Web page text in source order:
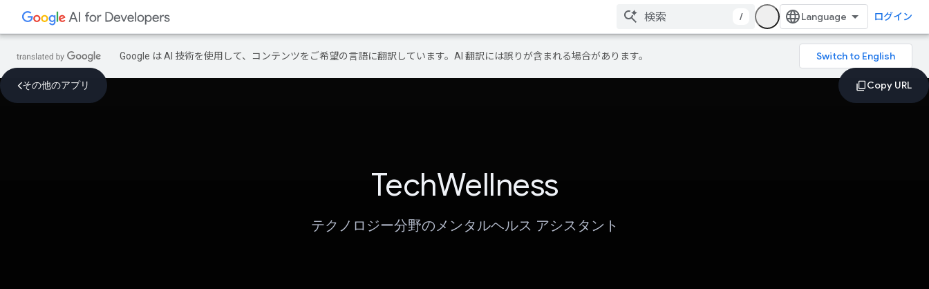
/ ログイン
Google は AI 技術を使用して、コンテンツをご希望の言語に翻訳しています。AI 翻訳には誤りが含まれる場合があります。
その他のアプリ
TechWellness
テクノロジー分野のメンタルヘルス アシスタント